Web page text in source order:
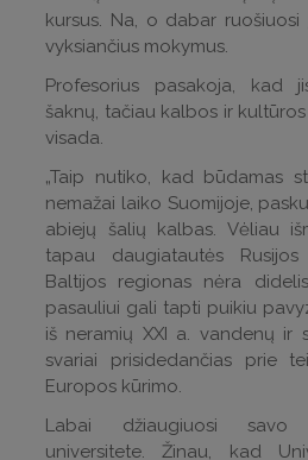
kursus. Na, o dabar ruošiuosi
vyksiančius mokymus.
Profesorius pasakoja, kad
šaknų, tačiau kalbos ir
visada.
„Taip nutiko, kad būdamas
nemažai laiko Suomijoje,
abiejų šalių kalbas. Vėliau
tapau daugiatautės Rusijos
Baltijos regionas nėra
pasauliui gali tapti puikiu
iš neramių XXI a. vandenų ir
svariai prisidedančias prie
Europos kūrimo.
Labai džiaugiuosi savo
universitete. Žinau, kad